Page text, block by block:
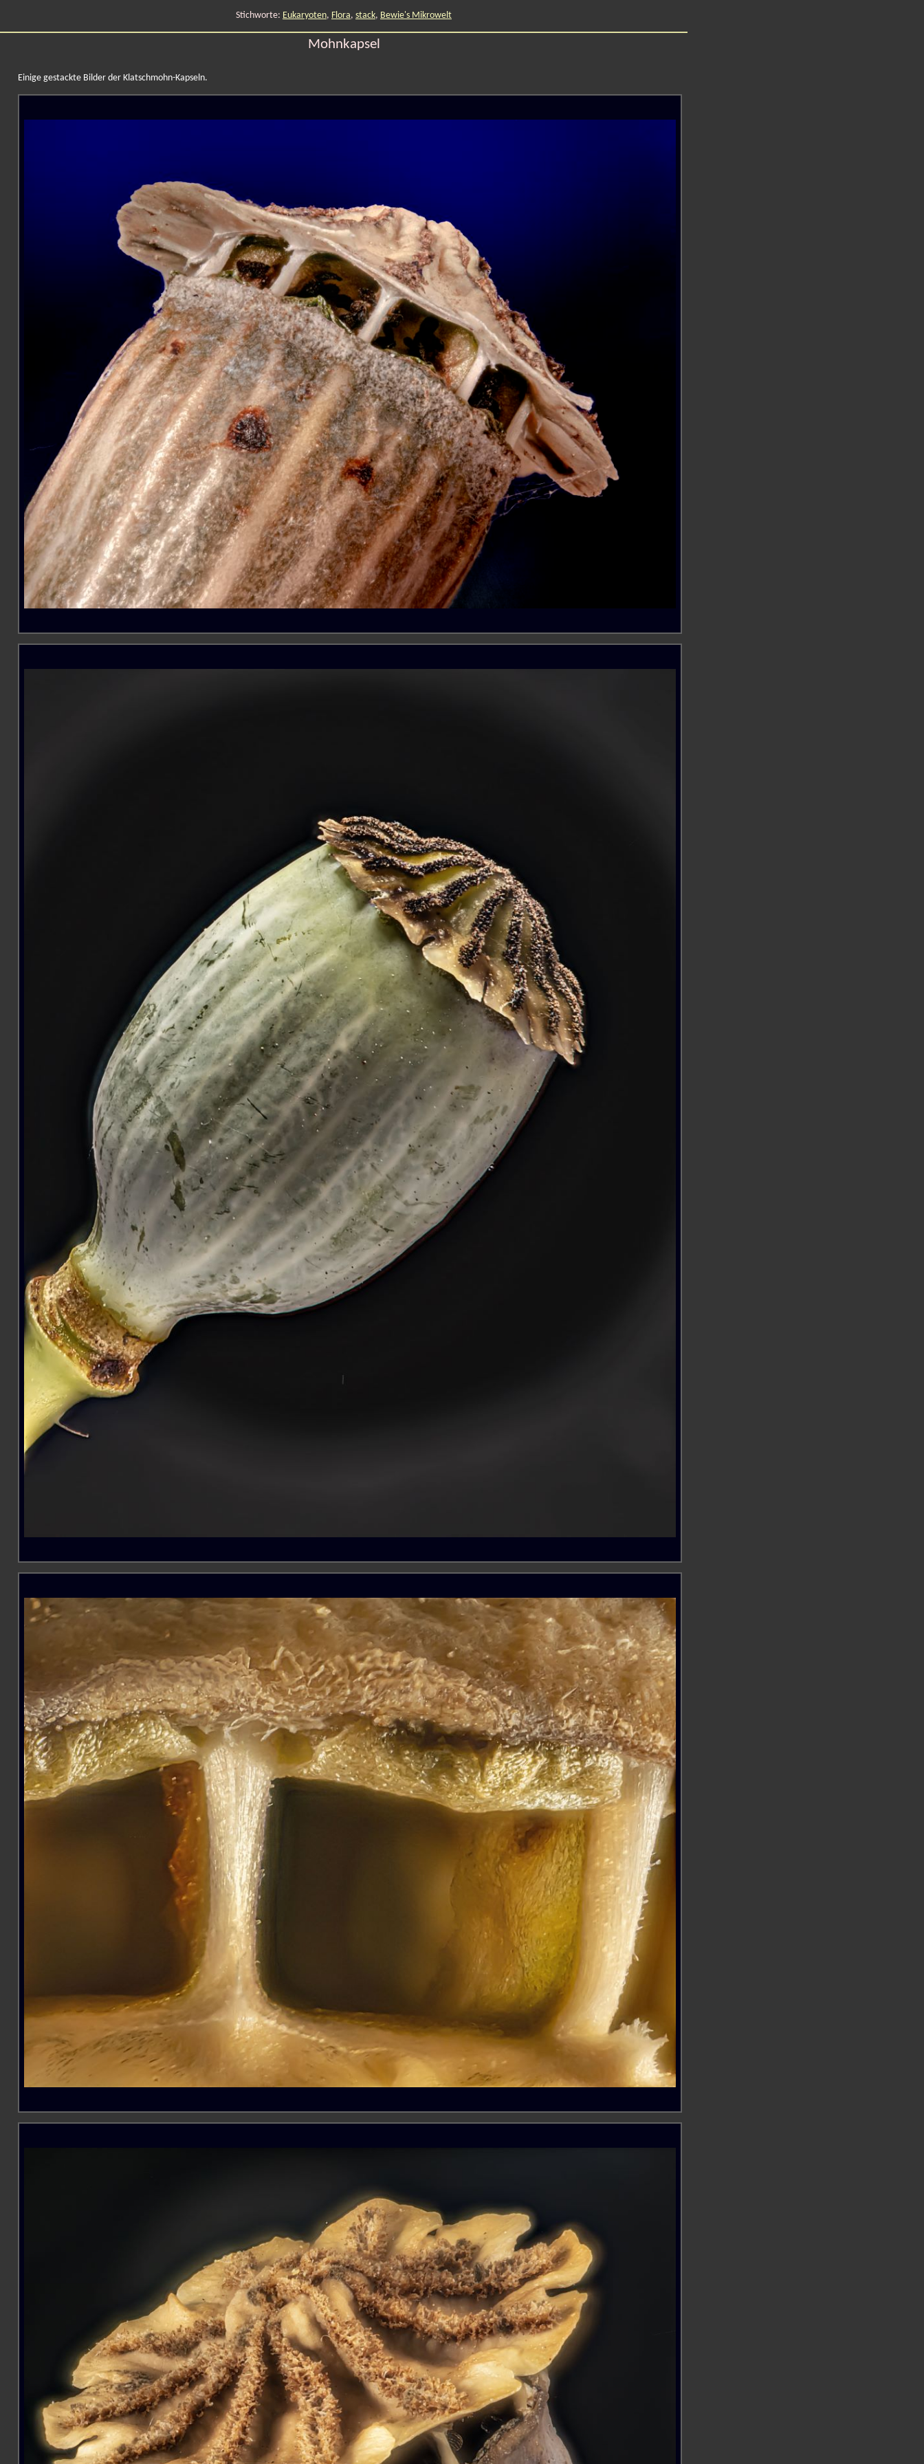
Stichworte: Eukaryoten, Flora, stack, Bewie's Mikrowelt
Mohnkapsel
Einige gestackte Bilder der Klatschmohn-Kapseln.